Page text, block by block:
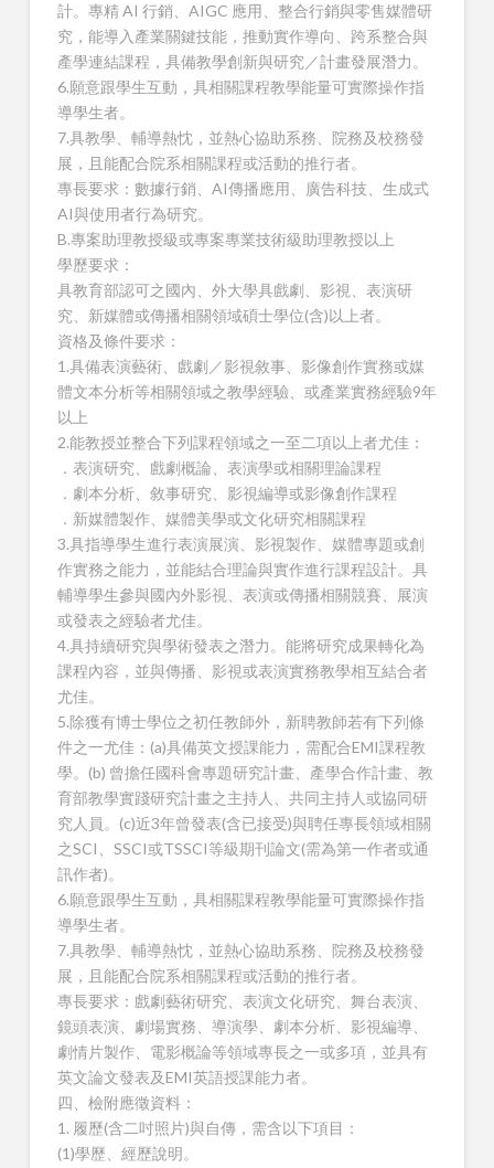
計。專精 AI 行銷、AIGC 應用、整合行銷與零售媒體研
究，能導入產業關鍵技能，推動實作導向、跨系整合與
產學連結課程，具備教學創新與研究／計畫發展潛力。
6.願意跟學生互動，具相關課程教學能量可實際操作指
導學生者。
7.具教學、輔導熱忱，並熱心協助系務、院務及校務發
展，且能配合院系相關課程或活動的推行者。
專長要求：數據行銷、AI傳播應用、廣告科技、生成式
AI與使用者行為研究。
B.專案助理教授級或專案專業技術級助理教授以上
學歷要求：
具教育部認可之國內、外大學具戲劇、影視、表演研
究、新媒體或傳播相關領域碩士學位(含)以上者。
資格及條件要求：
1.具備表演藝術、戲劇／影視敘事、影像創作實務或媒
體文本分析等相關領域之教學經驗、或產業實務經驗9年
以上
2.能教授並整合下列課程領域之一至二項以上者尤佳：
．表演研究、戲劇概論、表演學或相關理論課程
．劇本分析、敘事研究、影視編導或影像創作課程
．新媒體製作、媒體美學或文化研究相關課程
3.具指導學生進行表演展演、影視製作、媒體專題或創
作實務之能力，並能結合理論與實作進行課程設計。具
輔導學生參與國內外影視、表演或傳播相關競賽、展演
或發表之經驗者尤佳。
4.具持續研究與學術發表之潛力。能將研究成果轉化為
課程內容，並與傳播、影視或表演實務教學相互結合者
尤佳。
5.除獲有博士學位之初任教師外，新聘教師若有下列條
件之一尤佳：(a)具備英文授課能力，需配合EMI課程教
學。(b) 曾擔任國科會專題研究計畫、產學合作計畫、教
育部教學實踐研究計畫之主持人、共同主持人或協同研
究人員。(c)近3年曾發表(含已接受)與聘任專長領域相關
之SCI、SSCI或TSSCI等級期刊論文(需為第一作者或通
訊作者)。
6.願意跟學生互動，具相關課程教學能量可實際操作指
導學生者。
7.具教學、輔導熱忱，並熱心協助系務、院務及校務發
展，且能配合院系相關課程或活動的推行者。
專長要求：戲劇藝術研究、表演文化研究、舞台表演、
鏡頭表演、劇場實務、導演學、劇本分析、影視編導、
劇情片製作、電影概論等領域專長之一或多項，並具有
英文論文發表及EMI英語授課能力者。
四、檢附應徵資料：
1. 履歷(含二吋照片)與自傳，需含以下項目：
(1)學歷、經歷說明。